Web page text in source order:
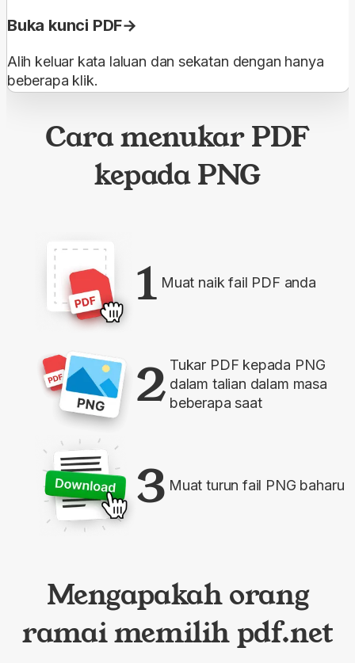
Buka kunci PDF
Alih keluar kata laluan dan sekatan dengan hanya
beberapa klik.
Cara menukar PDF
kepada PNG
1 Muat naik fail PDF anda
2 Tukar PDF kepada PNG
dalam talian dalam masa
beberapa saat
3 Muat turun fail PNG baharu
Mengapakah orang
ramai memilih pdf.net